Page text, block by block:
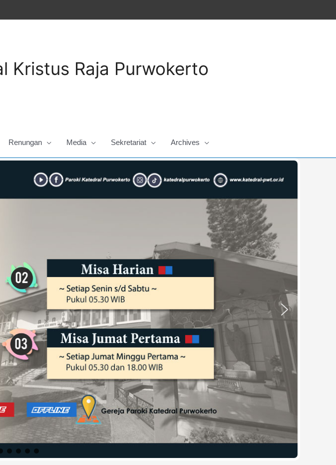
Kristus Raja Purwokerto
Renungan Media Sekretariat Archives